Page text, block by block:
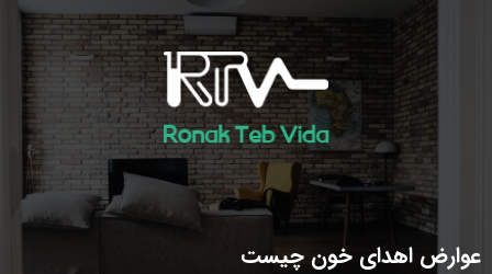
عوارض اهدای خون چیست